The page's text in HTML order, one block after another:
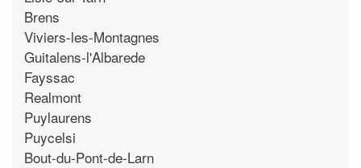
Brens
Viviers-les-Montagnes
Guitalens-l'Albarede
Fayssac
Realmont
Puylaurens
Puycelsi
Bout-du-Pont-de-Larn